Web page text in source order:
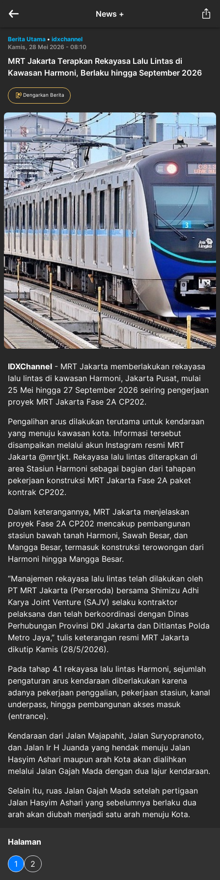
News +
Berita Utama • idxchannel
Kamis, 28 Mei 2026 - 08:10
MRT Jakarta Terapkan Rekayasa Lalu Lintas di
Kawasan Harmoni, Berlaku hingga September 2026
Dengarkan Berita
IDXChannel - MRT Jakarta memberlakukan rekayasa
lalu lintas di kawasan Harmoni, Jakarta Pusat, mulai
25 Mei hingga 27 September 2026 seiring pengerjaan
proyek MRT Jakarta Fase 2A CP202.
Pengalihan arus dilakukan terutama untuk kendaraan
yang menuju kawasan kota. Informasi tersebut
disampaikan melalui akun Instagram resmi MRT
Jakarta @mrtjkt. Rekayasa lalu lintas diterapkan di
area Stasiun Harmoni sebagai bagian dari tahapan
pekerjaan konstruksi MRT Jakarta Fase 2A paket
kontrak CP202.
Dalam keterangannya, MRT Jakarta menjelaskan
proyek Fase 2A CP202 mencakup pembangunan
stasiun bawah tanah Harmoni, Sawah Besar, dan
Mangga Besar, termasuk konstruksi terowongan dari
Harmoni hingga Mangga Besar.
“Manajemen rekayasa lalu lintas telah dilakukan oleh
PT MRT Jakarta (Perseroda) bersama Shimizu Adhi
Karya Joint Venture (SAJV) selaku kontraktor
pelaksana dan telah berkoordinasi dengan Dinas
Perhubungan Provinsi DKI Jakarta dan Ditlantas Polda
Metro Jaya,” tulis keterangan resmi MRT Jakarta
dikutip Kamis (28/5/2026).
Pada tahap 4.1 rekayasa lalu lintas Harmoni, sejumlah
pengaturan arus kendaraan diberlakukan karena
adanya pekerjaan penggalian, pekerjaan stasiun, kanal
underpass, hingga pembangunan akses masuk
(entrance).
Kendaraan dari Jalan Majapahit, Jalan Suryopranoto,
dan Jalan Ir H Juanda yang hendak menuju Jalan
Hasyim Ashari maupun arah Kota akan dialihkan
melalui Jalan Gajah Mada dengan dua lajur kendaraan.
Selain itu, ruas Jalan Gajah Mada setelah pertigaan
Jalan Hasyim Ashari yang sebelumnya berlaku dua
arah akan diubah menjadi satu arah menuju Kota.
Halaman
1 2